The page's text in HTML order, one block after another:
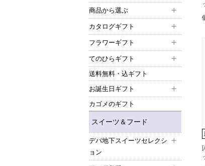
商品から選ぶ
カタログギフト
フラワーギフト
てのひらギフト
送料無料・込ギフト
お誕生日ギフト
カゴメのギフト
スイーツ＆フード
デパ地下スイーツセレクシ
ョン